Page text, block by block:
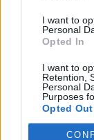
I want to
Personal
Opted In
I want to
Retention,
Personal
Purposes
Opted Out
Διονύση